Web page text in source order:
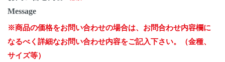
Message
※商品の価格をお問い合わせの場合は、お問合わせ内容欄に
なるべく詳細なお問い合わせ内容をご記入下さい。（金種、
サイズ等）